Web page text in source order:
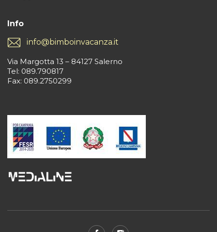
Info
info@bimboinvacanza.it
Via Margotta 13 – 84127 Salerno
Tel: 089.790817
Fax: 089.2750299